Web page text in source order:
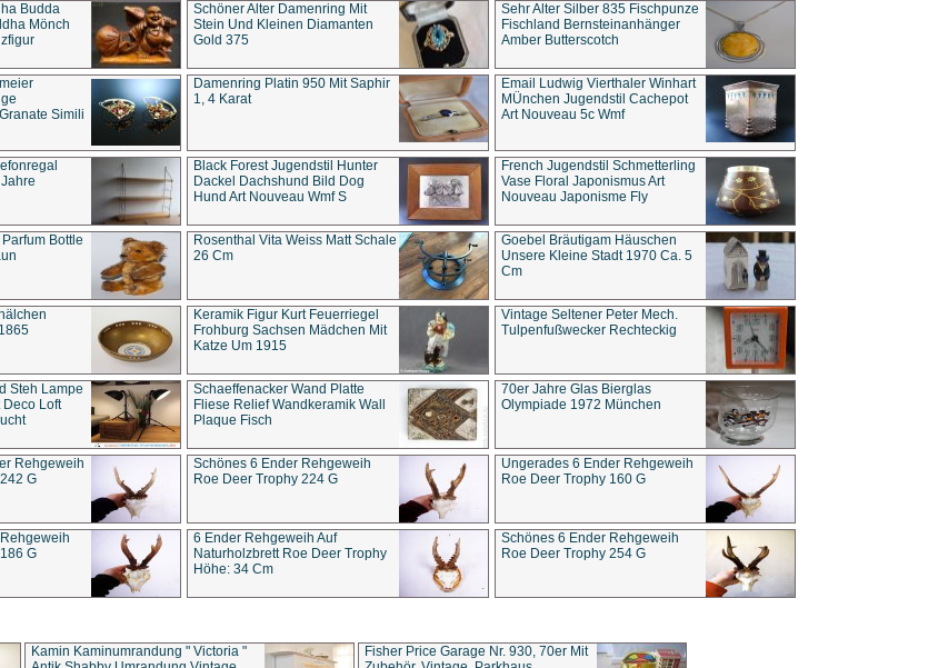
Budda
Mönch
Schöner Alter Damenring Mit
Stein Und Kleinen Diamanten
Gold 375
Sehr Alter Silber 835 Fischpunze
Fischland Bernsteinanhänger
Amber Butterscotch
Simili
Damenring Platin 950 Mit Saphir
1, 4 Karat
Email Ludwig Vierthaler Winhart
MÜnchen Jugendstil Cachepot
Art Nouveau 5c Wmf
Black Forest Jugendstil Hunter
Dackel Dachshund Bild Dog
Hund Art Nouveau Wmf S
French Jugendstil Schmetterling
Vase Floral Japonismus Art
Nouveau Japonisme Fly
Bottle
Rosenthal Vita Weiss Matt Schale
26 Cm
Goebel Bräutigam Häuschen
Unsere Kleine Stadt 1970 Ca. 5
Cm
Keramik Figur Kurt Feuerriegel
Frohburg Sachsen Mädchen Mit
Katze Um 1915
Vintage Seltener Peter Mech.
Tulpenfußwecker Rechteckig
Steh Lampe
Deco Loft
Schaeffenacker Wand Platte
Fliese Relief Wandkeramik Wall
Plaque Fisch
70er Jahre Glas Bierglas
Olympiade 1972 München
Rehgeweih
G
Schönes 6 Ender Rehgeweih
Roe Deer Trophy 224 G
Ungerades 6 Ender Rehgeweih
Roe Deer Trophy 160 G
G
6 Ender Rehgeweih Auf
Naturholzbrett Roe Deer Trophy
Höhe: 34 Cm
Schönes 6 Ender Rehgeweih
Roe Deer Trophy 254 G
Kamin Kaminumrandung " Victoria "
Fisher Price Garage Nr. 930, 70er Mit